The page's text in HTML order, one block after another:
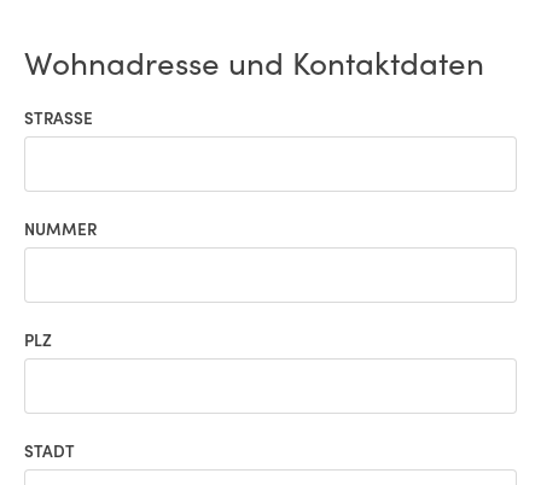
Wohnadresse und Kontaktdaten
STRASSE
NUMMER
PLZ
STADT